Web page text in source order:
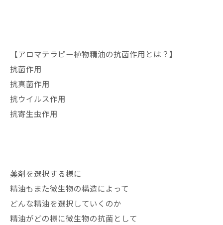
【アロマテラピー植物精油の抗菌作用とは？】
抗菌作用
抗真菌作用
抗ウイルス作用
抗寄生虫作用
薬剤を選択する様に
精油もまた微生物の構造によって
どんな精油を選択していくのか
精油がどの様に微生物の抗菌として